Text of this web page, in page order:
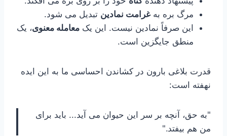
مرگ بره بهغرامت نمادین تبدیل می شود.
این صرفاً نمادین نیست. این یک معامله معنوی، یک
منطق جایگزین است.
قدرت بلاغی بارون در کشاندن احساسی ما به این ایده
نهفته است:
"به حق، آنچه بر سر این حیوان می آید... باید برای
من هم بیفتد."